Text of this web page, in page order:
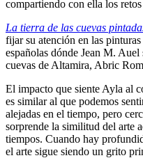
compartiendo con ella los
La tierra de las cuevas
fijar su atención en las
españolas dónde Jean M.
cuevas de Altamira, Abric
El impacto que siente Ayla al
es similar al que podemos
alejadas en el tiempo, pero
sorprende la similitud del arte
tiempos. Cuando hay
el arte sigue siendo un grito